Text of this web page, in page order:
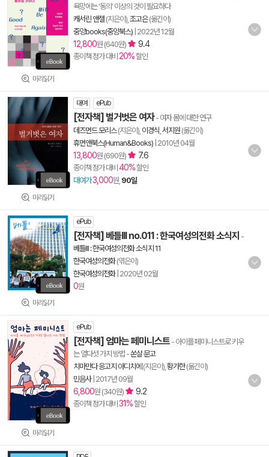
미리읽기
욕망에는 ‘동의’ 이상의 것이 필요하다
캐서린 앤젤 (지은이), 조고은(옮긴이)
중앙books(중앙북스) 2022년 12월
12,800원 (640원) 9.4
종이책 정가 대비 20%할인
미리읽기
대여 ePub
[전자책] 벌거벗은 여자- 여자 몸에 대한 연구
데즈먼드 모리스(지은이), 이경식 서지원 (옮긴이)
휴먼앤북스(Human&Books) 2010년 04월
13,800원 (690원) 7.6
종이책 정가 대비 40%할인
대여가3,000원, 90일
미리읽기
ePub
[전자책] 베틀III no.011 : 한국여성의전화 소식지 -
베틀III : 한국여성의전화 소식지 11
한국여성의전화(엮은이)
한국여성의전화| 2020년 02월
0원
미리읽기
ePub
[전자책] 엄마는 페미니스트 - 아이를 페미니스트로 키우
는 열다섯 가지 방법 -쏜살 문고
치마만다 응고지 아디치에 (지은이), 황가한(옮긴이)
민음사| 2017년 09월
6,800원 (340원) 9.2
종이책 정가 대비 31%할인